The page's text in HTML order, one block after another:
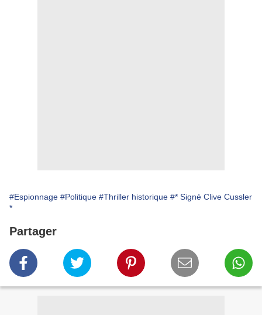
#Espionnage #Politique #Thriller historique #* Signé Clive Cussler
*
Partager